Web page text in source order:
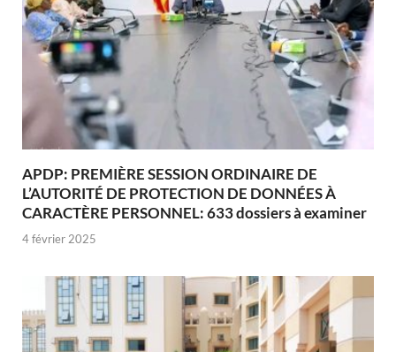
APDP: PREMIÈRE SESSION ORDINAIRE DE
L’AUTORITÉ DE PROTECTION DE DONNÉES À
CARACTÈRE PERSONNEL: 633 dossiers à examiner
4 février 2025